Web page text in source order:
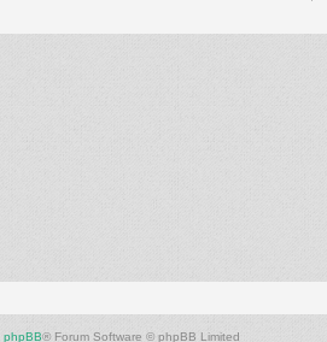
phpBB® Forum Software © phpBB Limited